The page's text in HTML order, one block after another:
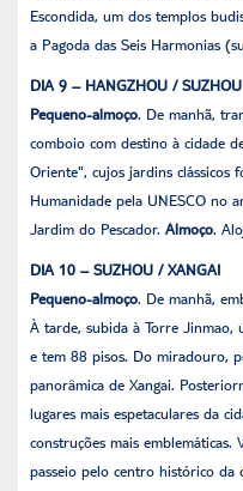
Escondida, um dos templos
a Pagoda das Seis Harmonias
DIA 9 – HANGZHOU / SUZHOU
Pequeno-almoço. De manhã,
comboio com destino à cidade
Oriente", cujos jardins
Humanidade pela UNESCO no
Jardim do Pescador. Almoço.
DIA 10 – SUZHOU / XANGAI
Pequeno-almoço. De manhã,
À tarde, subida à Torre Jinmao,
e tem 88 pisos. Do miradouro,
panorâmica de Xangai.
lugares mais espetaculares da
construções mais
passeio pelo centro histórico da